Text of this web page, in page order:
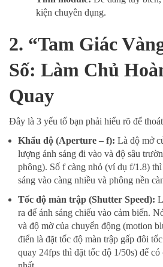
kiện chuyên dụng.
2. “Tam Giác
Số: Làm Chủ
Quay
Đây là 3 yếu tố bạn phải hiểu rõ để
Khẩu độ (Aperture – f): Là độ mở
lượng ánh sáng đi vào và độ sâu
phông). Số f càng nhỏ (ví dụ f/1.8)
sáng vào càng nhiều và phông nền
Tốc độ màn trập (Shutter Speed):
ra để ánh sáng chiếu vào cảm biến.
và độ mờ của chuyển động (motion
điển là đặt tốc độ màn trập gấp đôi
quay 24fps thì đặt tốc độ 1/50s) để